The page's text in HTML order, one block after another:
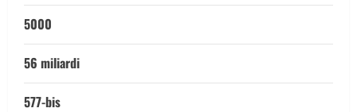
5000
56 miliardi
577-bis